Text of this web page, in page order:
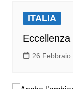
ITALIA
26 Febbraio